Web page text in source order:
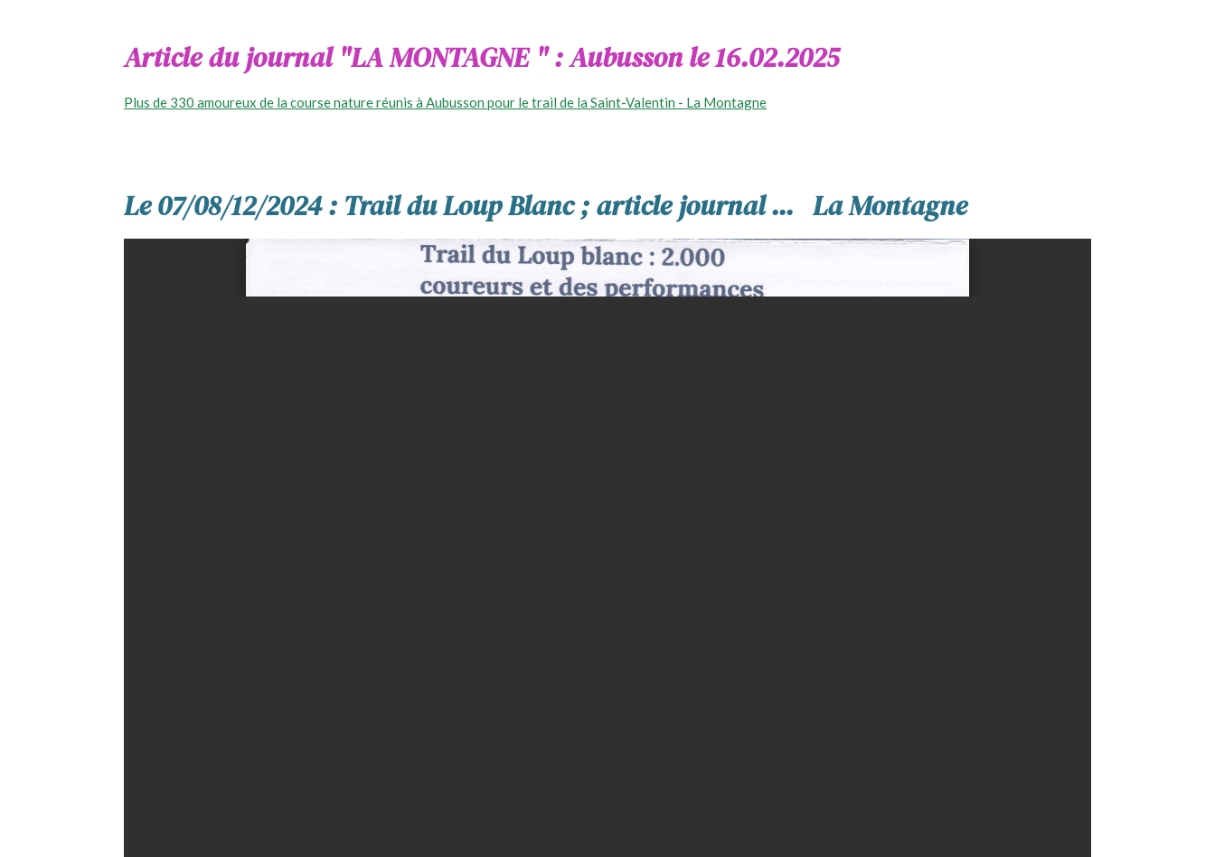
Article du journal "LA MONTAGNE " : Aubusson le 16.02.2025
Plus de 330 amoureux de la course nature réunis à Aubusson pour le trail de la Saint-Valentin - La Montagne
Le 07/08/12/2024 : Trail du Loup Blanc ; article journal ... La Montagne